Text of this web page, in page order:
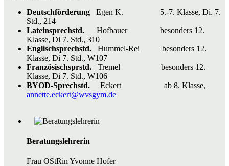
Deutschförderung Egen K. 5.-7. Klasse, Di. 7.
Std., 214
Lateinsprechstd. Hofbauer besonders 12.
Klasse, Di 7. Std., 310
Englischsprechstd. Hummel-Rei besonders 12.
Klasse, Di 7. Std., W107
Französischsprstd. Tremel besonders 12.
Klasse, Di 7. Std., W106
BYOD-Sprechstd. Eckert ab 8. Klasse,
annette.eckert@wvsgym.de
Beratungslehrerin
Frau OStRin Yvonne Hofer